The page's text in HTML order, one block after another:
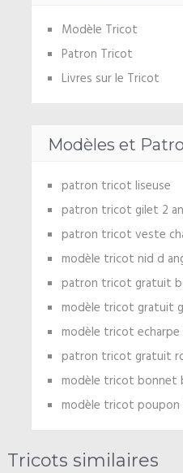
Modèle Tricot
Patron Tricot
Livres sur le Tricot
Modèles et
patron tricot liseuse
patron tricot gilet 2
patron tricot veste
modèle tricot nid d
patron tricot gratuit
modèle tricot gratuit
modèle tricot echarpe
patron tricot gratuit
modèle tricot bonnet
modèle tricot poupon
Tricots similaires